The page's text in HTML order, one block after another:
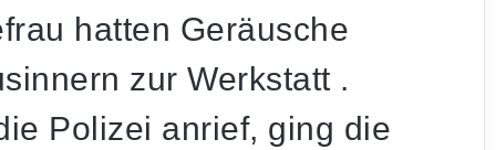
hatten Geräusche
zur Werkstatt .
Polizei anrief, ging die